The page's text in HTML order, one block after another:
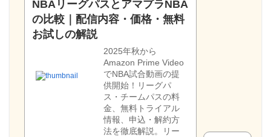
NBAリーグパスとアマプラNBA
の比較｜配信内容・価格・無料
お試しの解説
2025年秋から
Amazon Prime Video
でNBA試合動画の提
供開始！リーグパ
ス・チームパスの料
金、無料トライアル
情報、申込・解約方
法を徹底解説。リー